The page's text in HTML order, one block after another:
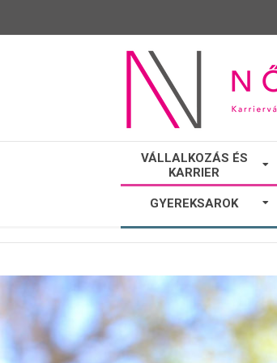
NŐI
VÁLTÓ
VÁLLALKOZÁS ÉS
KARRIER
GYEREKSAROK